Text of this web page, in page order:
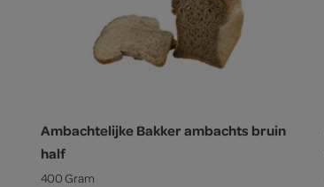
Ambachtelijke Bakker ambachts bruin
half
400 Gram